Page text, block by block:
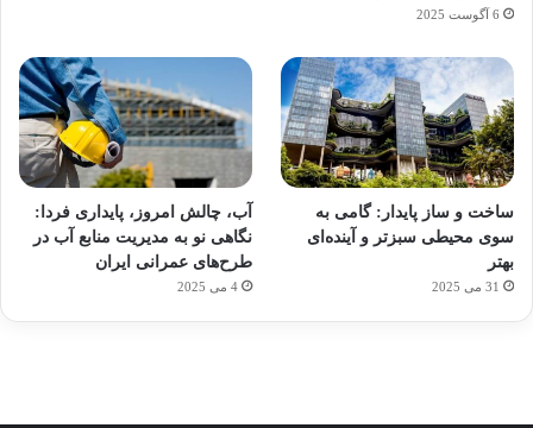
6 آگوست 2025
ساخت و ساز پایدار: گامی به
سوی محیطی سبزتر و آینده‌ای
بهتر
31 می 2025
آب، چالش امروز، پایداری فردا:
نگاهی نو به مدیریت منابع آب در
طرح‌های عمرانی ایران
4 می 2025
آماده
برای
کشف
توسط
ژاکت
در
ی سفر
مجازی
…
توسط
ورزش
با
ساعت
هوشمند
عکاسی
با طعم
توسط
ژاکت
در
هدفون
های
2023
توسط
ژاکت